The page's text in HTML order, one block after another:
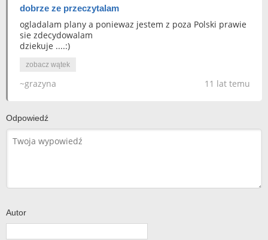
dobrze ze przeczytalam
ogladalam plany a poniewaz jestem z poza Polski prawie
sie zdecydowalam
dziekuje ....:)
zobacz wątek
11 lat temu
~grazyna
Odpowiedź
Autor